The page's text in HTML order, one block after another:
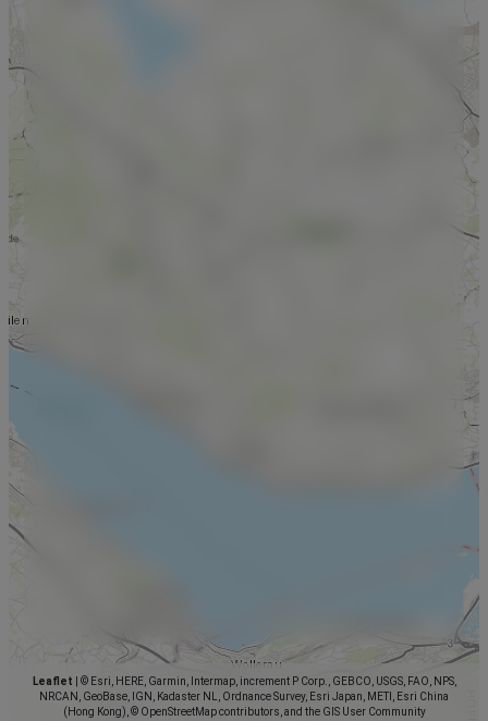
Leaflet
© Esri, HERE, Garmin, Intermap, increment P Corp., GEBCO, USGS, FAO, NPS,
NRCAN, GeoBase, IGN, Kadaster NL, Ordnance Survey, Esri Japan, METI, Esri China
(Hong Kong), © OpenStreetMap contributors, and the GIS User Community